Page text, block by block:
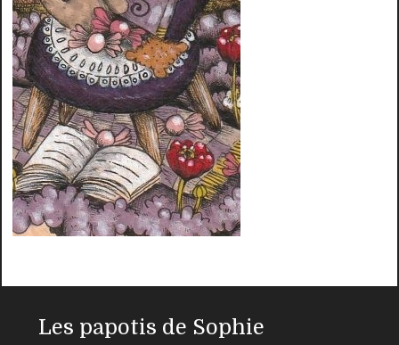
Les papotis de Sophie